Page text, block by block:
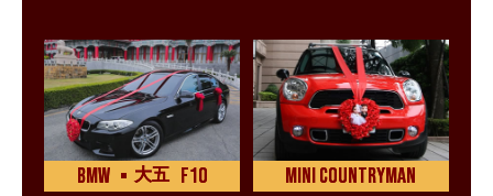
BMW 大五 F10 MINI COUNTRYMAN